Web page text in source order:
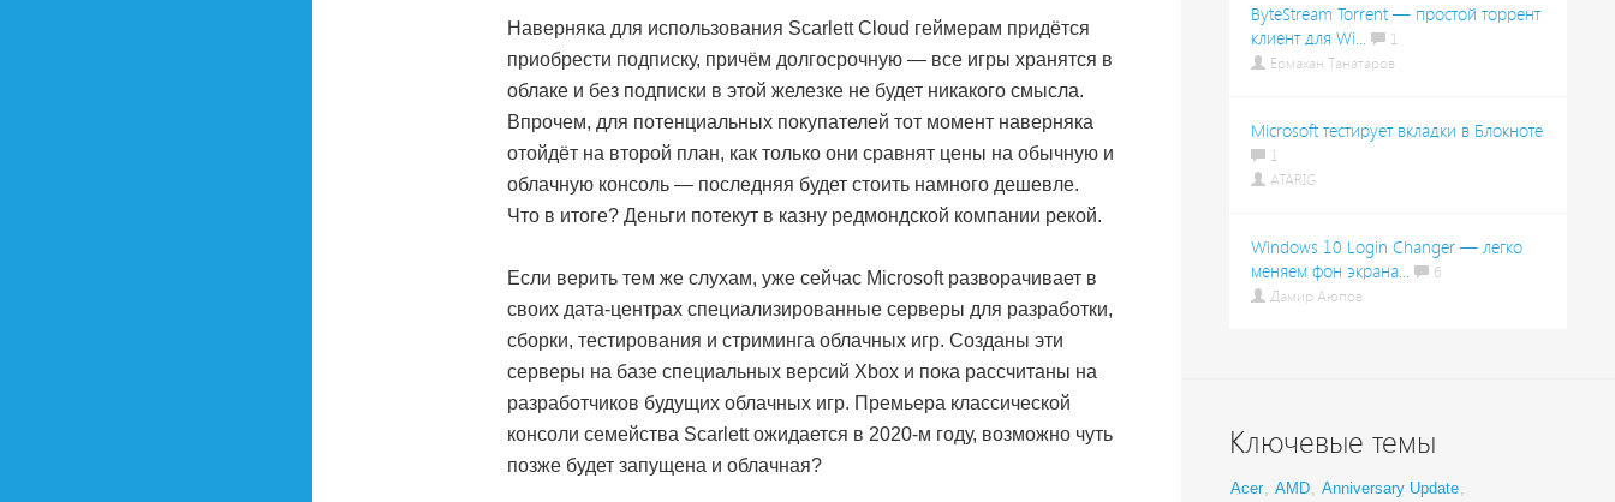
Наверняка для использования Scarlett Cloud геймерам придётся
приобрести подписку, причём долгосрочную — все игры хранятся в
облаке и без подписки в этой железке не будет никакого смысла.
Впрочем, для потенциальных покупателей тот момент наверняка
отойдёт на второй план, как только они сравнят цены на обычную и
облачную консоль — последняя будет стоить намного дешевле.
Что в итоге? Деньги потекут в казну редмондской компании рекой.
Если верить тем же слухам, уже сейчас Microsoft разворачивает в
своих дата-центрах специализированные серверы для разработки,
сборки, тестирования и стриминга облачных игр. Созданы эти
серверы на базе специальных версий Xbox и пока рассчитаны на
разработчиков будущих облачных игр. Премьера классической
консоли семейства Scarlett ожидается в 2020-м году, возможно чуть
позже будет запущена и облачная?
ByteStream Torrent — простой торрент
клиент для Wi...
1
Ермахан Танатаров
Microsoft тестирует вкладки в Блокноте
1
ATARIG
Windows 10 Login Changer — легко
меняем фон экрана...
6
Дамир Аюпов
Ключевые темы
Acer, AMD, Anniversary Update,